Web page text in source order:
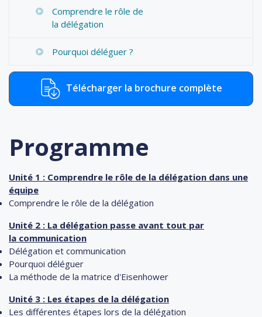
Comprendre le rôle de
la délégation
Pourquoi déléguer ?
Télécharger la brochure complète
Programme
Unité 1 : Comprendre le rôle de la délégation dans une
équipe
Comprendre le rôle de la délégation
Unité 2 : La délégation passe avant tout par
la communication
Délégation et communication
Pourquoi déléguer
La méthode de la matrice d'Eisenhower
Unité 3 : Les étapes de la délégation
Les différentes étapes lors de la délégation